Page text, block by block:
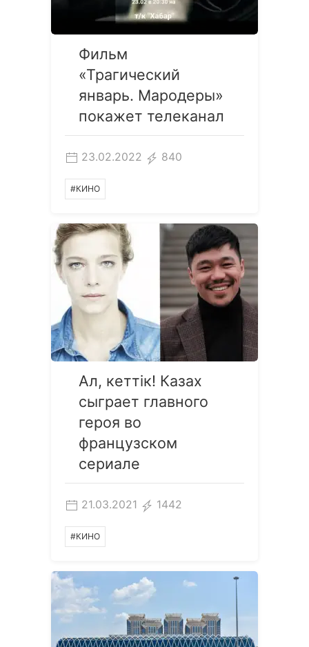
Фильм
«Трагический
январь. Мародеры»
покажет телеканал
23.02.2022 840
#КИНО
Ал, кеттiк! Казах
сыграет главного
героя во
французском
сериале
21.03.2021 1442
#КИНО